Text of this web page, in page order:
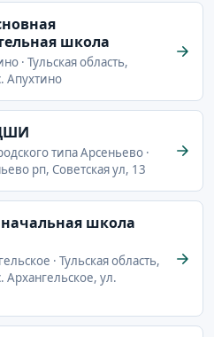
школа
· Тульская область,
Апухтино
типа Арсеньево ·
рп, Советская ул, 13
начальная школа
· Тульская область,
ул.